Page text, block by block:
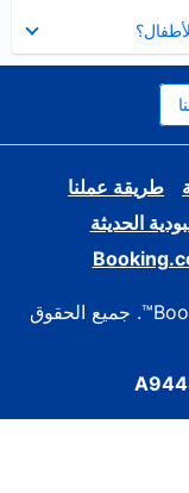
طريقة عملنا
الحديثة
حقوق النشر © 1996–2026 Booking.com™. جميع الحقوق